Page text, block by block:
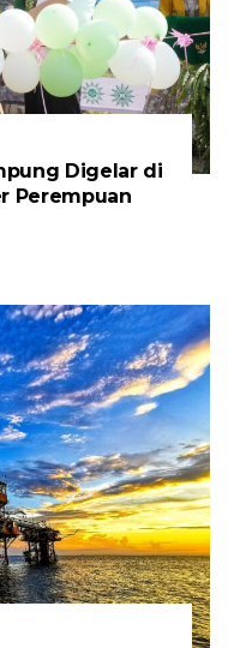
Digelar di
Perempuan